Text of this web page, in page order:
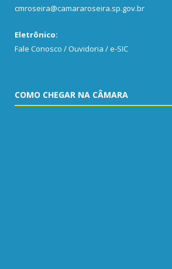
cmroseira@camararoseira.sp.gov.br
Eletrônico:
Fale Conosco / Ouvidoria / e-SIC
COMO CHEGAR NA CÂMARA